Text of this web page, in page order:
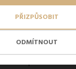
ODMÍTNOUT
PŘIZPŮSOBIT
povlečení